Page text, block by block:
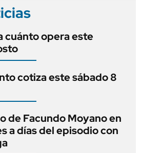
cuánto opera este
cotiza este sábado 8
de Facundo Moyano en
a días del episodio con